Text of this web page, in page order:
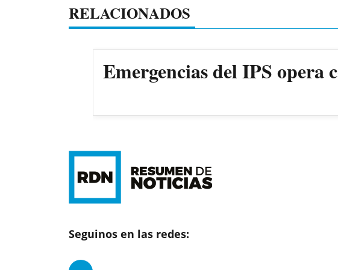
RELACIONADOS
Emergencias del IPS opera
Seguinos en las redes: